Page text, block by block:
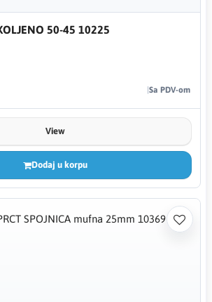
50-45 10225
Sa PDV-om
View
Dodaj u korpu